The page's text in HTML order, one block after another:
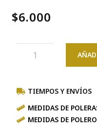
$6.000
TIEMPOS Y ENVÍOS
MEDIDAS DE
MEDIDAS DE